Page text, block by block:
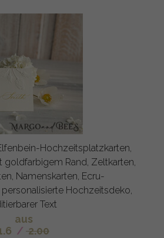
Hochzeitsplatzkarten,
goldfarbigem Rand, Zeltkarten,
Namenskarten, Ecru-
Hochzeitsdeko,
Text
aus
/ 2.00